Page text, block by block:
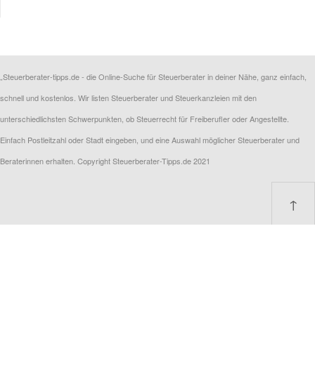
„Steuerberater-tipps.de - die Online-Suche für Steuerberater in deiner Nähe, ganz einfach,
schnell und kostenlos. Wir listen Steuerberater und Steuerkanzleien mit den
unterschiedlichsten Schwerpunkten, ob Steuerrecht für Freiberufler oder Angestellte.
Einfach Postleitzahl oder Stadt eingeben, und eine Auswahl möglicher Steuerberater und
Beraterinnen erhalten. Copyright Steuerberater-Tipps.de 2021
↑